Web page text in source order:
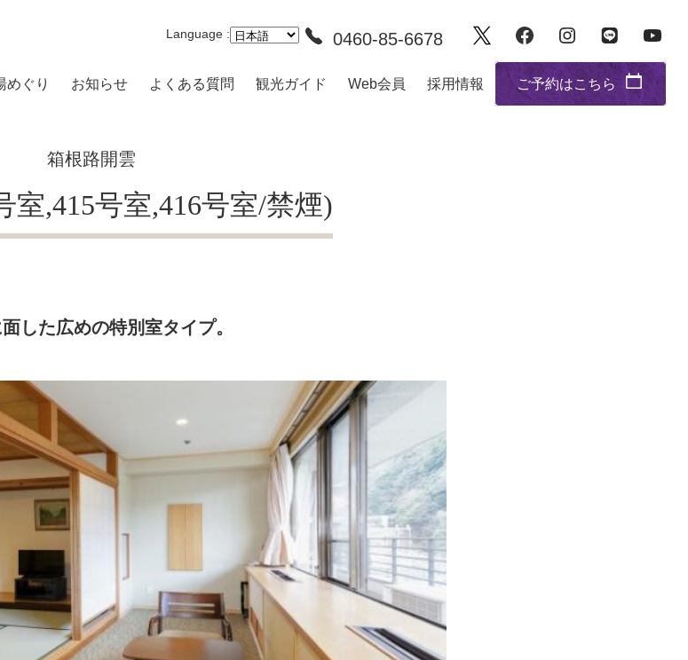
Language : 0460-85-6678
めぐり お知らせ よくある質問 観光ガイド Web会員 採用情報 ご予約はこちら
箱根路開雲
室,415号室,416号室/禁煙)
した広めの特別室タイプ。